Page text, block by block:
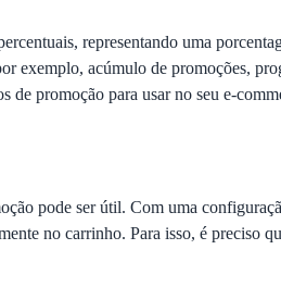
representando uma
exemplo, acúmulo de promoções,
de promoção para usar no seu e-
pode ser útil. Com uma
no carrinho. Para isso, é preciso